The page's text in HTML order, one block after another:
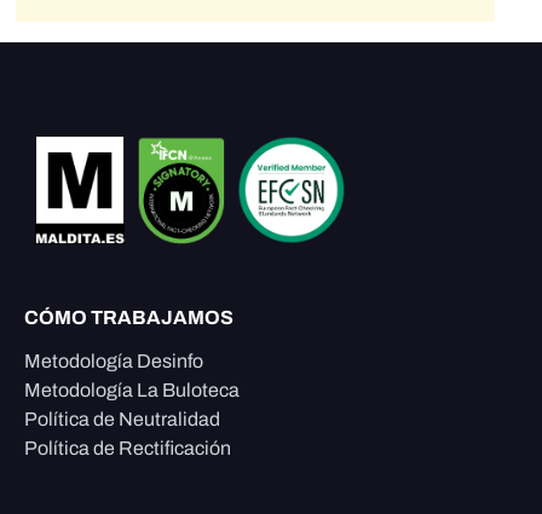
CÓMO TRABAJAMOS
Metodología Desinfo
Metodología La Buloteca
Política de Neutralidad
Política de Rectificación